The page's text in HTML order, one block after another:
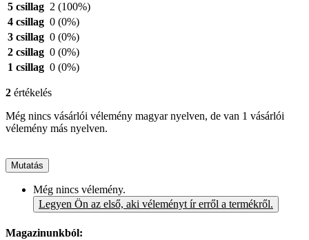
5 csillag 2 (100%)
4 csillag 0 (0%)
3 csillag 0 (0%)
2 csillag 0 (0%)
1 csillag 0 (0%)
2 értékelés
Még nincs vásárlói vélemény magyar nyelven, de van 1 vásárlói
vélemény más nyelven.
Mutatás
Még nincs vélemény.
Legyen Ön az első, aki véleményt ír erről a termékről.
Magazinunkból: